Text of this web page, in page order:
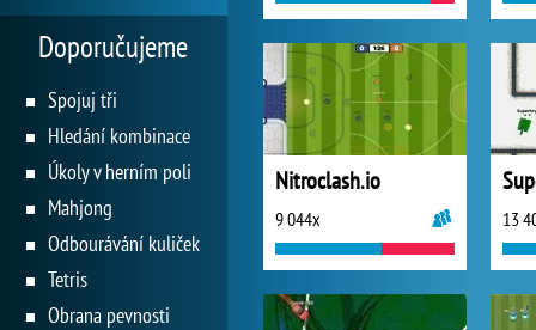
Nitroclash.io
9 044x 13
Doporučujeme
Spojuj tři
Hledání kombinace
Úkoly v herním poli
Mahjong
Odbourávání kuliček
Tetris
Obrana pevnosti